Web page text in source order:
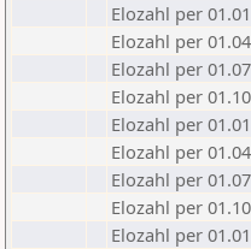
Elozahl per
Elozahl per
Elozahl per
Elozahl per
Elozahl per
Elozahl per
Elozahl per
Elozahl per
Elozahl per